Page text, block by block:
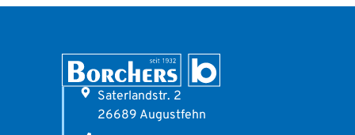
Saterlandstr. 2
26689 Augustfehn